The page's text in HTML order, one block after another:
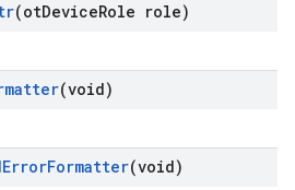
(otDeviceRole role)
(void)
ErrorFormatter(void)